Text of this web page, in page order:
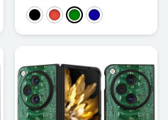
NegroRojoVerdeAzul oscuro